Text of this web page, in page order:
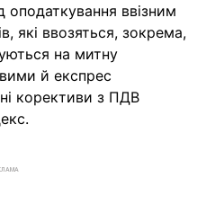
оподаткування ввізним
які ввозяться, зокрема,
на митну
й експрес
корективи з ПДВ